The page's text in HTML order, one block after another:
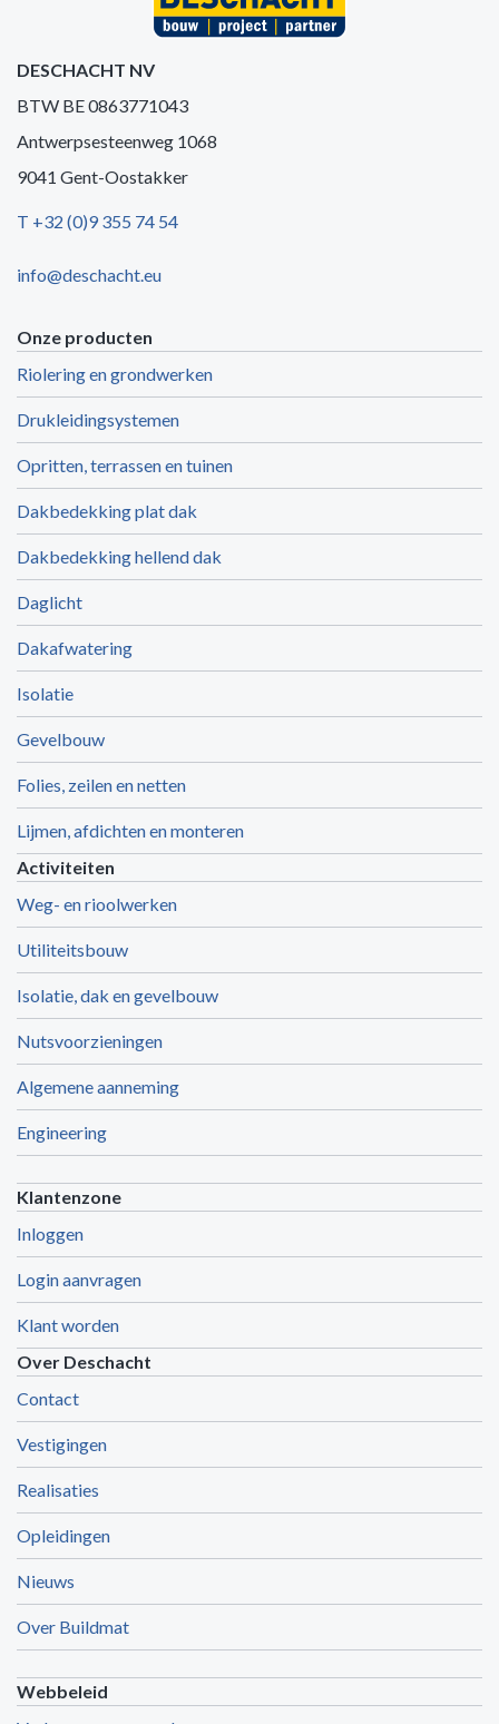
DESCHACHT NV
BTW BE 0863771043
Antwerpsesteenweg 1068
9041 Gent-Oostakker
T +32 (0)9 355 74 54
info@deschacht.eu
Onze producten
Riolering en grondwerken
Drukleidingsystemen
Opritten, terrassen en tuinen
Dakbedekking plat dak
Dakbedekking hellend dak
Daglicht
Dakafwatering
Isolatie
Gevelbouw
Folies, zeilen en netten
Lijmen, afdichten en monteren
Activiteiten
Weg- en rioolwerken
Utiliteitsbouw
Isolatie, dak en gevelbouw
Nutsvoorzieningen
Algemene aanneming
Engineering
Klantenzone
Inloggen
Login aanvragen
Klant worden
Over Deschacht
Contact
Vestigingen
Realisaties
Opleidingen
Nieuws
Over Buildmat
Webbeleid